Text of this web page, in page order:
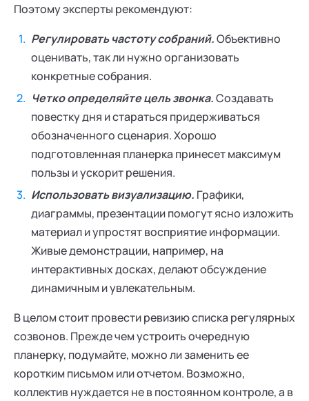
Поэтому эксперты рекомендуют:
Регулировать частоту собраний.Объективно
оценивать, так ли нужно организовать
конкретные собрания.
Четко определяйте цель звонка.Создавать
повестку дня и стараться придерживаться
обозначенного сценария. Хорошо
подготовленная планерка принесет максимум
пользы и ускорит решения.
Использовать визуализацию. Графики,
диаграммы, презентации помогут ясно изложить
материал и упростят восприятие информации.
Живые демонстрации, например, на
интерактивных досках, делают обсуждение
динамичным и увлекательным.
В целом стоит провести ревизию списка регулярных
созвонов. Прежде чем устроить очередную
планерку, подумайте, можно ли заменить ее
коротким письмом или отчетом. Возможно,
коллектив нуждается не в постоянном контроле, а в